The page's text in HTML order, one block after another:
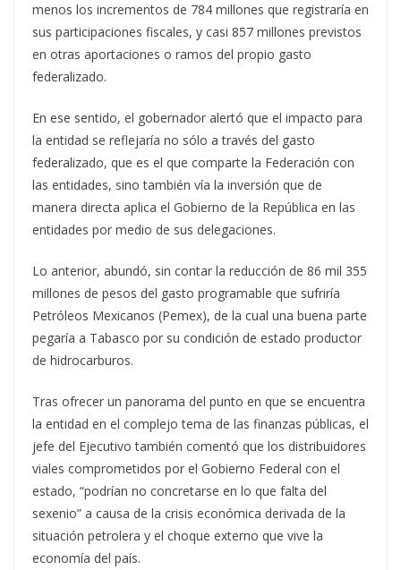
menos los incrementos de 784 millones que registraría en
sus participaciones fiscales, y casi 857 millones previstos
en otras aportaciones o ramos del propio gasto
federalizado.
En ese sentido, el gobernador alertó que el impacto para
la entidad se reflejaría no sólo a través del gasto
federalizado, que es el que comparte la Federación con
las entidades, sino también vía la inversión que de
manera directa aplica el Gobierno de la República en las
entidades por medio de sus delegaciones.
Lo anterior, abundó, sin contar la reducción de 86 mil 355
millones de pesos del gasto programable que sufriría
Petróleos Mexicanos (Pemex), de la cual una buena parte
pegaría a Tabasco por su condición de estado productor
de hidrocarburos.
Tras ofrecer un panorama del punto en que se encuentra
la entidad en el complejo tema de las finanzas públicas, el
jefe del Ejecutivo también comentó que los distribuidores
viales comprometidos por el Gobierno Federal con el
estado, “podrían no concretarse en lo que falta del
sexenio” a causa de la crisis económica derivada de la
situación petrolera y el choque externo que vive la
economía del país.